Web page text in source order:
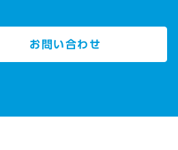
お問い合わせ